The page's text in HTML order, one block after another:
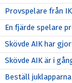
Provspelare från
En fjärde spelare
Skövde AIK har
Skövde AIK är i
Beställ